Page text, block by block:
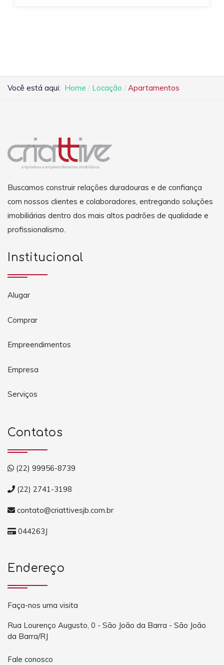
Você está aqui: Home Locação Apartamentos
Buscamos construir relações duradouras e de confiança
com nossos clientes e colaboradores, entregando soluções
imobiliárias dentro dos mais altos padrões de qualidade e
profissionalismo.
Institucional
Alugar
Comprar
Empreendimentos
Empresa
Serviços
Contatos
(22) 99956-8739
(22) 2741-3198
contato@criattivesjb.com.br
044263J
Endereço
Faça-nos uma visita
Rua Lourenço Augusto, 0 - São João da Barra - São João
da Barra/RJ
Fale conosco